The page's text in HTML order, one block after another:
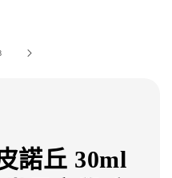
諾丘 30ml